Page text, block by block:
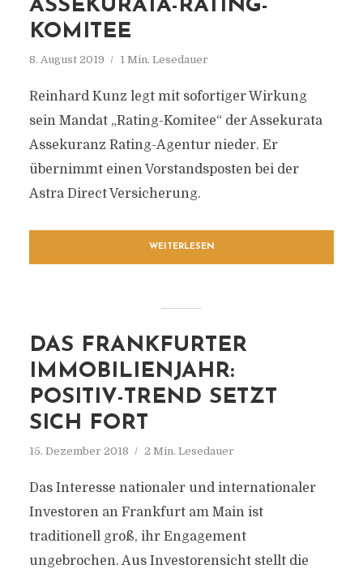
ASSEKURATA-RATING-
KOMITEE
8. August 2019 1 Min. Lesedauer
Reinhard Kunz legt mit sofortiger Wirkung
sein Mandat „Rating-Komitee“ der Assekurata
Assekuranz Rating-Agentur nieder. Er
übernimmt einen Vorstandsposten bei der
Astra Direct Versicherung.
WEITERLESEN
DAS FRANKFURTER
IMMOBILIENJAHR:
POSITIV-TREND SETZT
SICH FORT
15. Dezember 2018 2 Min. Lesedauer
Das Interesse nationaler und internationaler
Investoren an Frankfurt am Main ist
traditionell groß, ihr Engagement
ungebrochen. Aus Investorensicht stellt die